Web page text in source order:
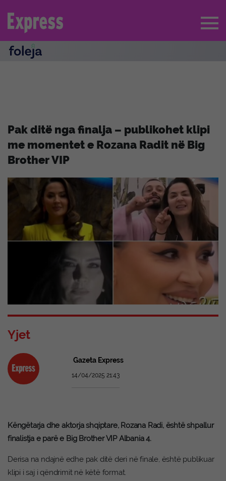
Pak ditë nga finalja – publikohet klipi
me momentet e Rozana Radit në Big
Brother VIP
Yjet
Gazeta Express
14/04/2025 21:43
Këngëtarja dhe aktorja shqiptare, Rozana Radi, është shpallur
finalistja e parë e Big Brother VIP Albania 4.
Derisa na ndajnë edhe pak ditë deri në finale, është publikuar
klipi i saj i qëndrimit në këtë format.